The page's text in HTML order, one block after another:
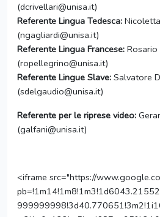
(dcrivellari@unisa.it)
Referente Lingua Tedesca:
(ngagliardi@unisa.it)
Referente Lingua Francese:
(ropellegrino@unisa.it)
Referente Lingue Slave: Salvatore
(sdelgaudio@unisa.it)
Referente per le riprese video:
(galfani@unisa.it)
<iframe src="https://